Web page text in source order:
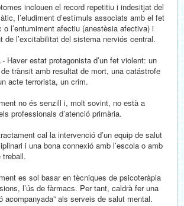
inclouen el record repetitiu i indesitjat del
l’eludiment d’estímuls associats amb el fet
o l’entumiment afectiu (anestèsia afectiva) i
de l’excitabilitat del sistema nerviós central.
Haver estat protagonista d’un fet violent: un
de trànsit amb resultat de mort, una catástrofe
acte terrorista, un crim.
no és senzill i, molt sovint, no està a
professionals d’atenció primària.
cal la intervenció d’un equip de salut
i una bona connexió amb l’escola o amb
treball.
es sol basar en tècniques de psicoteràpia
l’ús de fàrmacs. Per tant, caldrà fer una
acompanyada” als serveis de salut mental.